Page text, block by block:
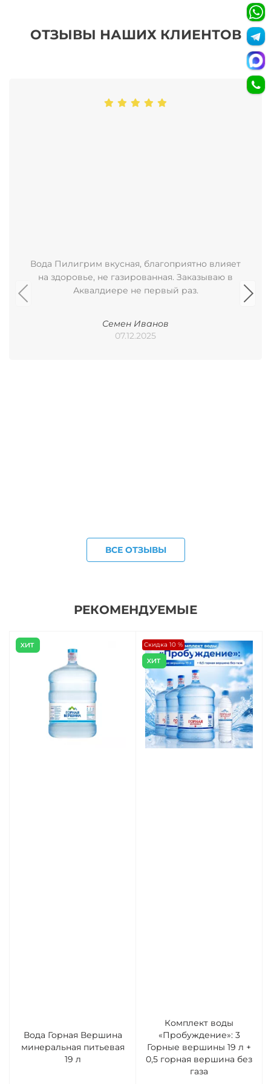
ОТЗЫВЫ НАШИХ КЛИЕНТОВ
Вода Пилигрим вкусная, благоприятно влияет
на здоровье, не газированная. Заказываю в
Аквалдиере не первый раз.
Семен Иванов
07.12.2025
ВСЕ ОТЗЫВЫ
РЕКОМЕНДУЕМЫЕ
Вода Горная Вершина
минеральная питьевая
19 л
Скидка 10 %
Комплект воды
«Пробуждение»: 3
Горные вершины 19 л +
0,5 горная вершина без
газа